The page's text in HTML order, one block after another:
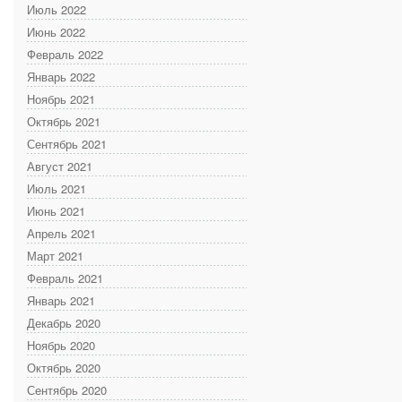
Июль 2022
Июнь 2022
Февраль 2022
Январь 2022
Ноябрь 2021
Октябрь 2021
Сентябрь 2021
Август 2021
Июль 2021
Июнь 2021
Апрель 2021
Март 2021
Февраль 2021
Январь 2021
Декабрь 2020
Ноябрь 2020
Октябрь 2020
Сентябрь 2020